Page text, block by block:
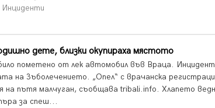
дете, близки окупираха мястото
пометено от лек автомобил във Враца.
на Зъболечението. „Опел“ с врачанска
на пътя малчуган, съобщава tribali.info. Хлапето
за спеш...